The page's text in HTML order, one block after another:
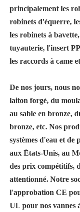
principalement les
robinets d'équerre,
les robinets à
tuyauterie, l'insert
les raccords à came
De nos jours, nous
laiton forgé, du
au sable en bronze,
bronze, etc. Nos
systèmes d'eau et
aux États-Unis, au
des prix compétitifs,
attentionné. Notre
l'approbation CE
UL pour nos vannes